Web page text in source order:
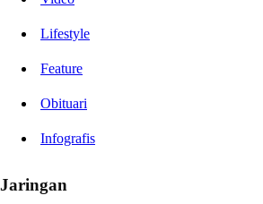
Lifestyle
Feature
Obituari
Infografis
Jaringan